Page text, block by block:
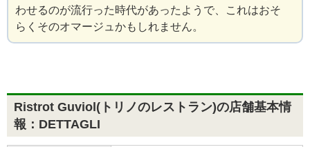
わせるのが流行った時代があったようで、これはおそ
らくそのオマージュかもしれません。
Ristrot Guviol(トリノのレストラン)の店舗基本情
報：DETTAGLI